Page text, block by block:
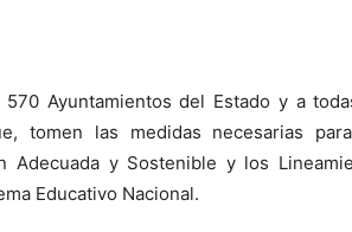
Ayuntamientos del Estado y a
tomen las medidas necesarias
y Sostenible y los
Educativo Nacional.